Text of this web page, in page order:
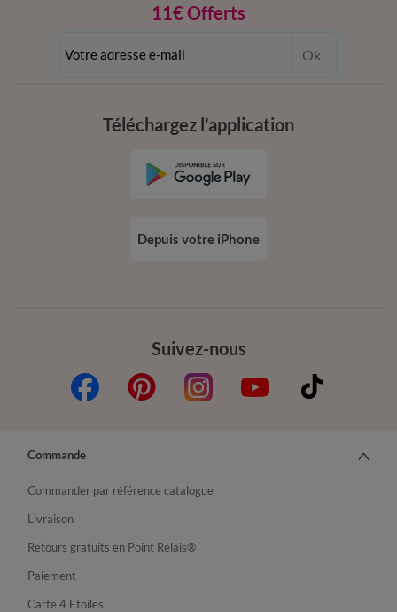
11€ Offerts
dès 20€ d’achat
Ok
Suivez-nous
Téléchargez l’application
Depuis votre iPhone
Commande
Commander par référence catalogue
Livraison
Retours gratuits en Point Relais®
Paiement
Carte 4 Etoiles